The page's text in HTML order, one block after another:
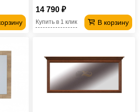
14 790 ₽
В корзину
Купить в 1 клик